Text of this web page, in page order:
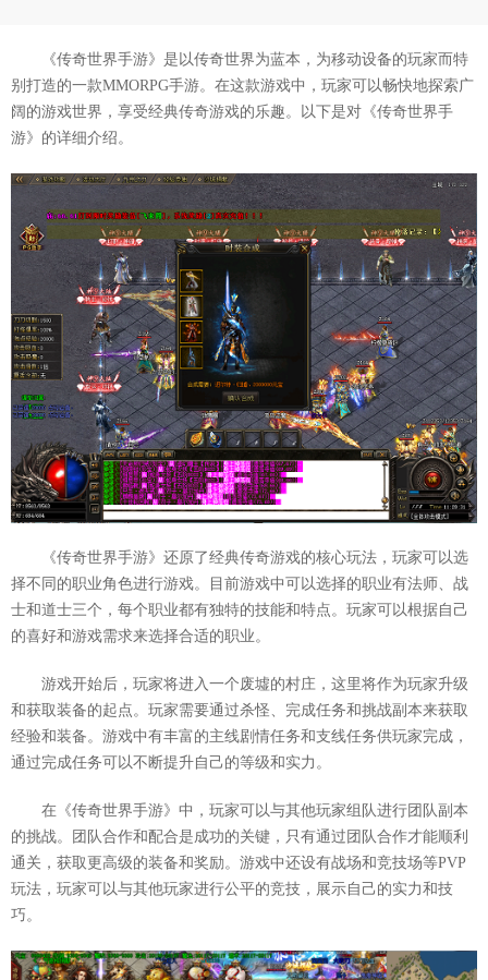
《传奇世界手游》是以传奇世界为蓝本，为移动设备的玩家而特
别打造的一款MMORPG手游。在这款游戏中，玩家可以畅快地探索广
阔的游戏世界，享受经典传奇游戏的乐趣。以下是对《传奇世界手
游》的详细介绍。
《传奇世界手游》还原了经典传奇游戏的核心玩法，玩家可以选
择不同的职业角色进行游戏。目前游戏中可以选择的职业有法师、战
士和道士三个，每个职业都有独特的技能和特点。玩家可以根据自己
的喜好和游戏需求来选择合适的职业。
游戏开始后，玩家将进入一个废墟的村庄，这里将作为玩家升级
和获取装备的起点。玩家需要通过杀怪、完成任务和挑战副本来获取
经验和装备。游戏中有丰富的主线剧情任务和支线任务供玩家完成，
通过完成任务可以不断提升自己的等级和实力。
在《传奇世界手游》中，玩家可以与其他玩家组队进行团队副本
的挑战。团队合作和配合是成功的关键，只有通过团队合作才能顺利
通关，获取更高级的装备和奖励。游戏中还设有战场和竞技场等PVP
玩法，玩家可以与其他玩家进行公平的竞技，展示自己的实力和技
巧。